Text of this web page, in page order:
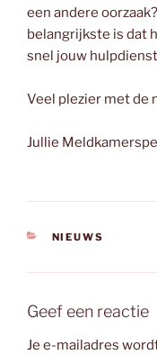
een andere
belangrijkste is dat
snel jouw
Veel plezier met de
Jullie
CATEGORIEËN
NIEUWS
Geef een reactie
Je e-mailadres